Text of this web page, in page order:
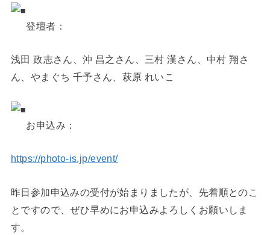
登壇者：
浅田 政志さん、沖 昌之さん、三村 漢さん、中村 翔さ
ん、やまぐち 千予さん、萩原 れいこ
お申込み：
https://photo-is.jp/event/
昨日参加申込みの受付が始まりましたが、先着順とのこ
とですので、ぜひ早めにお申込みよろしくお願いしま
す。